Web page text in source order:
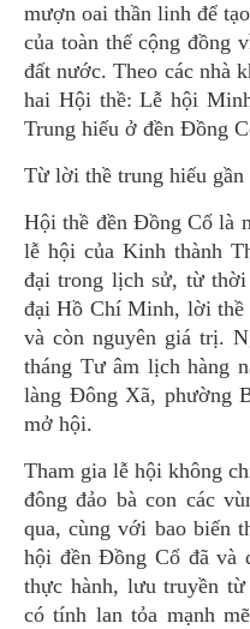
mượn oai thần linh để
của toàn thể cộng đồng
đất nước. Theo các nhà
hai Hội thề: Lễ hội
Trung hiếu ở đền Ðồng
Từ lời thề trung hiếu gần
Hội thề đền Đồng Cổ là
lễ hội của Kinh thành
đại trong lịch sử, từ
đại Hồ Chí Minh, lời
và còn nguyên giá trị.
tháng Tư âm lịch hàng
làng Đông Xã, phường
mở hội.
Tham gia lễ hội không
đông đảo bà con các
qua, cùng với bao biến
hội đền Đồng Cổ đã và
thực hành, lưu truyền từ
có tính lan tỏa mạnh